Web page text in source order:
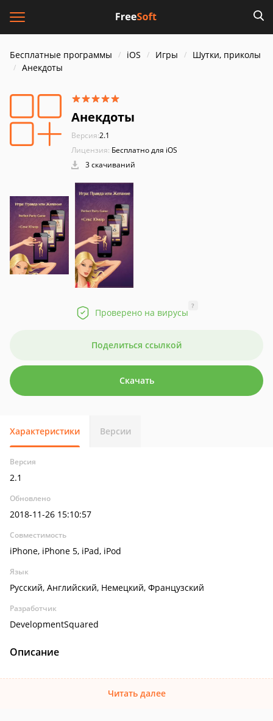
Бесплатные программы iOS Игры
Шутки, приколы
Анекдоты
Анекдоты
Версия:2.1
Лицензия: Бесплатно для iOS
3 скачиваний
Проверено на вирусы
?
Поделиться ссылкой
Скачать
Характеристики Версии
Версия
2.1
Обновлено
2018-11-26 15:10:57
Совместимость
iPhone, iPhone 5, iPad, iPod
Язык
Русский, Английский, Немецкий, Французский
Разработчик
DevelopmentSquared
Описание
Читать далее